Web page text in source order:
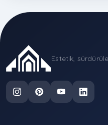
Estetik,